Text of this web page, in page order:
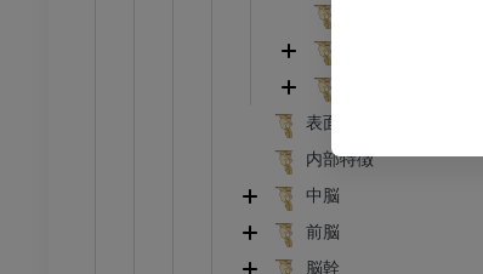
表面の形状（延髄の）
内部特徴
中脳
前脳
脳幹
無料
下肢
イラストレーション
プレミアム
足根および足部のCT
CT